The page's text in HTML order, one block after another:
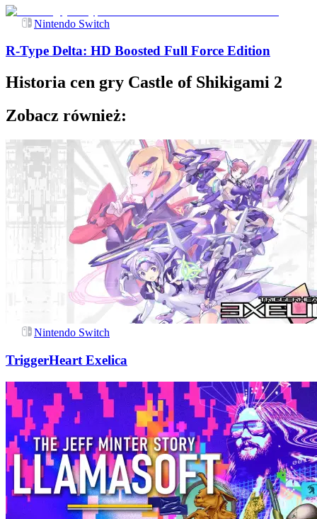
Nintendo Switch
R-Type Delta: HD Boosted Full Force Edition
Historia cen gry Castle of Shikigami 2
Zobacz również:
Nintendo Switch
TriggerHeart Exelica